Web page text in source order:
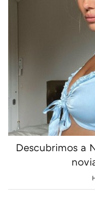
Descubrimos a